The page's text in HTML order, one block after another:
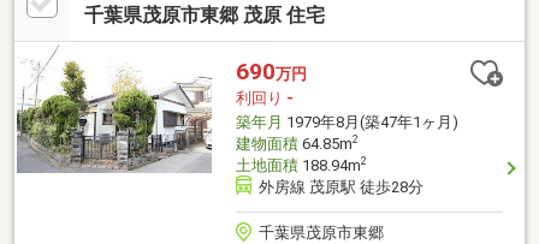
千葉県茂原市東郷 茂原 住宅
690万円
利回り -
築年月 1979年8月(築47年1ヶ月)
建物面積64.85m2
土地面積188.94m2
外房線 茂原駅 徒歩28分
千葉県茂原市東郷